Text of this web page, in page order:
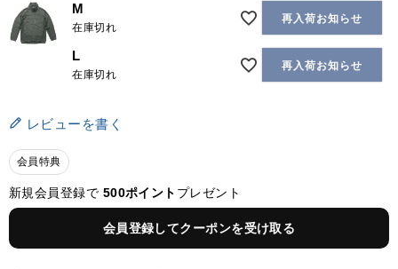
M
在庫切れ
再入荷お知らせ
L
在庫切れ
再入荷お知らせ
レビューを書く
会員特典
新規会員登録で 500ポイント プレゼント
会員登録してクーポンを受け取る